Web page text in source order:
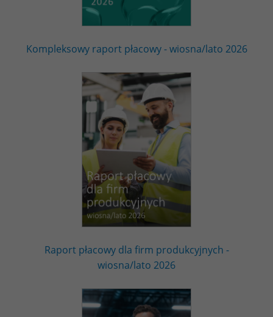
Kompleksowy raport płacowy - wiosna/lato 2026
Raport płacowy dla firm produkcyjnych -
wiosna/lato 2026